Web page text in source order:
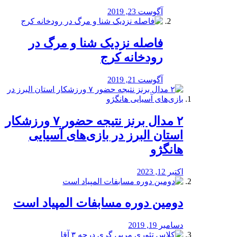
آگوست 23, 2019
️فاصله نزدیک شنا و مرگ در
رودخانه کرج
آگوست 21, 2019
۲ مدال برنز نتیجه حضور ۷ ورزشکار
استان البرز در بازی‌های آسیایی
هانگژو
اکتبر 12, 2023
دومین دوره مسابفات المپیاد است
دسامبر 19, 2019